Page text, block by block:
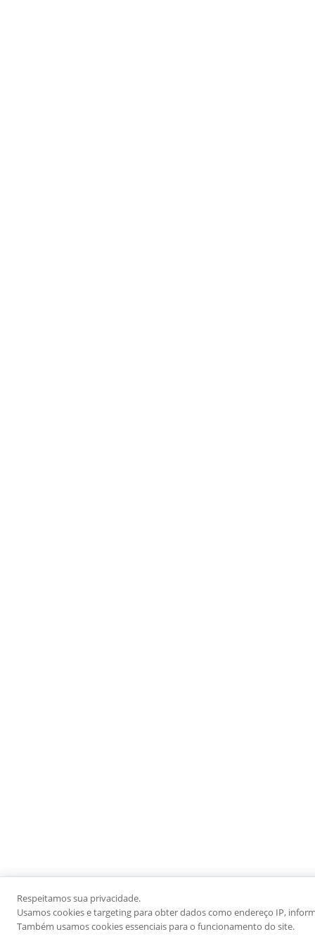
Respeitamos sua privacidade.
Usamos cookies e targeting para obter dados como endereço IP,
Também usamos cookies essenciais para o funcionamento do site.